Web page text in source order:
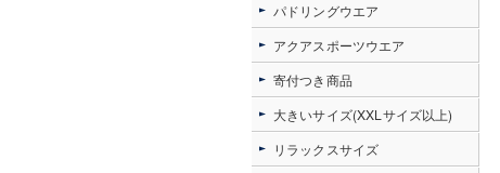
パドリングウエア
アクアスポーツウエア
寄付つき商品
大きいサイズ(XXLサイズ以上)
リラックスサイズ